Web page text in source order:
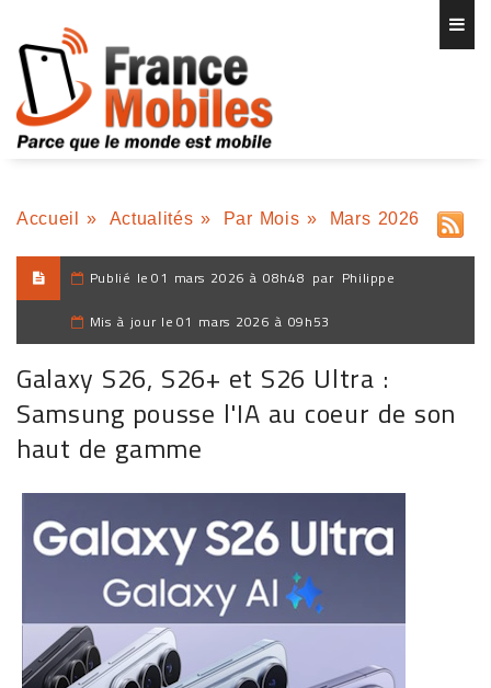
Accueil » Actualités » Par Mois » Mars 2026
Publié le 01 mars 2026 à 08h48 par Philippe
Mis à jour le 01 mars 2026 à 09h53
Galaxy S26, S26+ et S26 Ultra :
Samsung pousse l'IA au coeur de son
haut de gamme